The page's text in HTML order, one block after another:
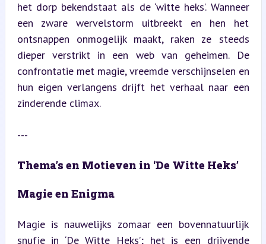
het dorp bekendstaat als de ‘witte heks’. Wanneer
een zware wervelstorm uitbreekt en hen het
ontsnappen onmogelijk maakt, raken ze steeds
dieper verstrikt in een web van geheimen. De
confrontatie met magie, vreemde verschijnselen en
hun eigen verlangens drijft het verhaal naar een
zinderende climax.
---
Thema’s en Motieven in ‘De Witte Heks’
Magie en Enigma
Magie is nauwelijks zomaar een bovennatuurlijk
snufje in ‘De Witte Heks’; het is een drijvende